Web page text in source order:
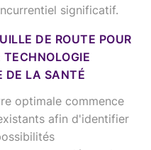
significatif.
DE ROUTE POUR
DE LA SANTÉ
optimale commence
afin d'identifier